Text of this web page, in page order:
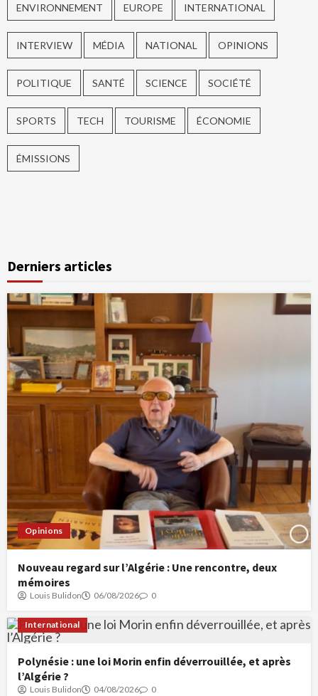
ENVIRONNEMENT EUROPE INTERNATIONAL
INTERVIEW MÉDIA NATIONAL OPINIONS
POLITIQUE SANTÉ SCIENCE SOCIÉTÉ
SPORTS TECH TOURISME ÉCONOMIE
ÉMISSIONS
Derniers articles
Opinions
Nouveau regard sur l’Algérie : Une rencontre, deux
mémoires
Louis Bulidon 06/08/2026 0
International
Polynésie : une loi Morin enfin déverrouillée, et après
l’Algérie ?
Louis Bulidon 04/08/2026 0